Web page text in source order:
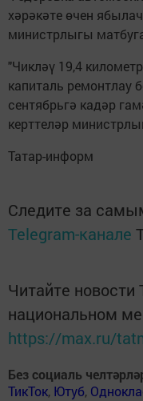
хәрәкәте өчен
министрлыгы
"Чикләү 19,4
капиталь ремонтлау
сентябрьгә кадәр
керттеләр
Татар-информ
Следите за
Telegram-канале
Читайте новости
национальном
https://max.ru/
Без социаль
ТикТок, Ютуб,